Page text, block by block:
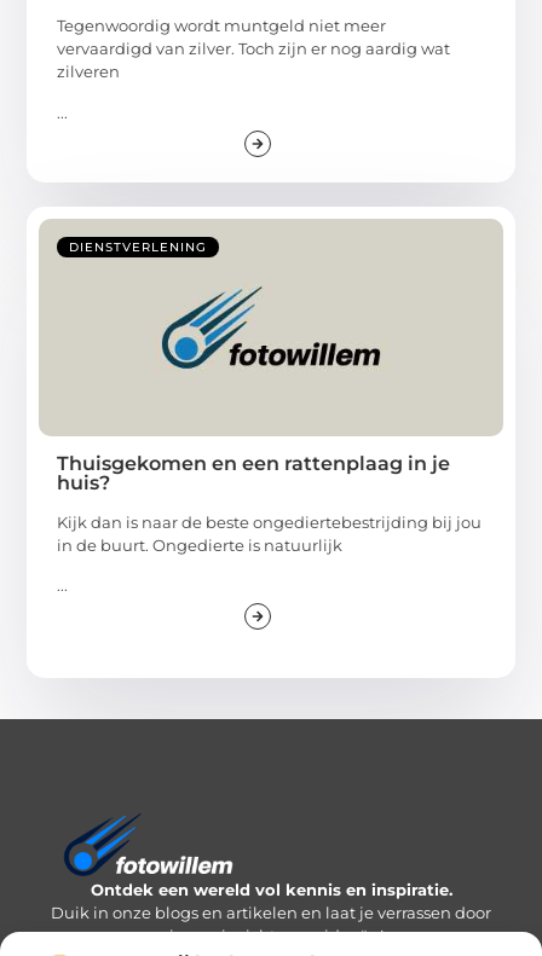
Tegenwoordig wordt muntgeld niet meer
vervaardigd van zilver. Toch zijn er nog aardig wat
zilveren
...
DIENSTVERLENING
Thuisgekomen en een rattenplaag in je
huis?
Kijk dan is naar de beste ongediertebestrijding bij jou
in de buurt. Ongedierte is natuurlijk
...
Ontdek een wereld vol kennis en inspiratie.
Duik in onze blogs en artikelen en laat je verrassen door
nieuwe inzichten en ideeën!